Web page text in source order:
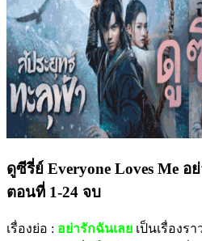
ดูซีรี่ย์ Everyone Loves Me อ
ตอนที่ 1-24 จบ
เรื่องย่อ : อย่ารักฉันเลย เป็นเรื่องร